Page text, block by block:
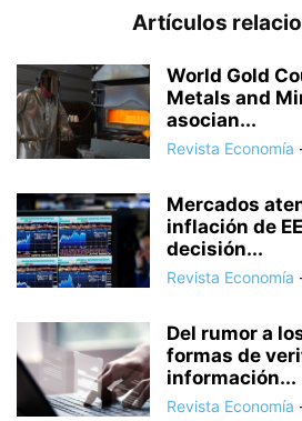
Artículos
World Gold
Metals and
asocian...
Revista Economía
Mercados
inflación de
decisión...
Revista Economía
Del rumor a
formas de
información...
Revista Economía